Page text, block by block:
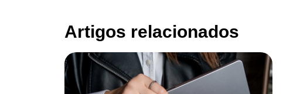
Artigos relacionados